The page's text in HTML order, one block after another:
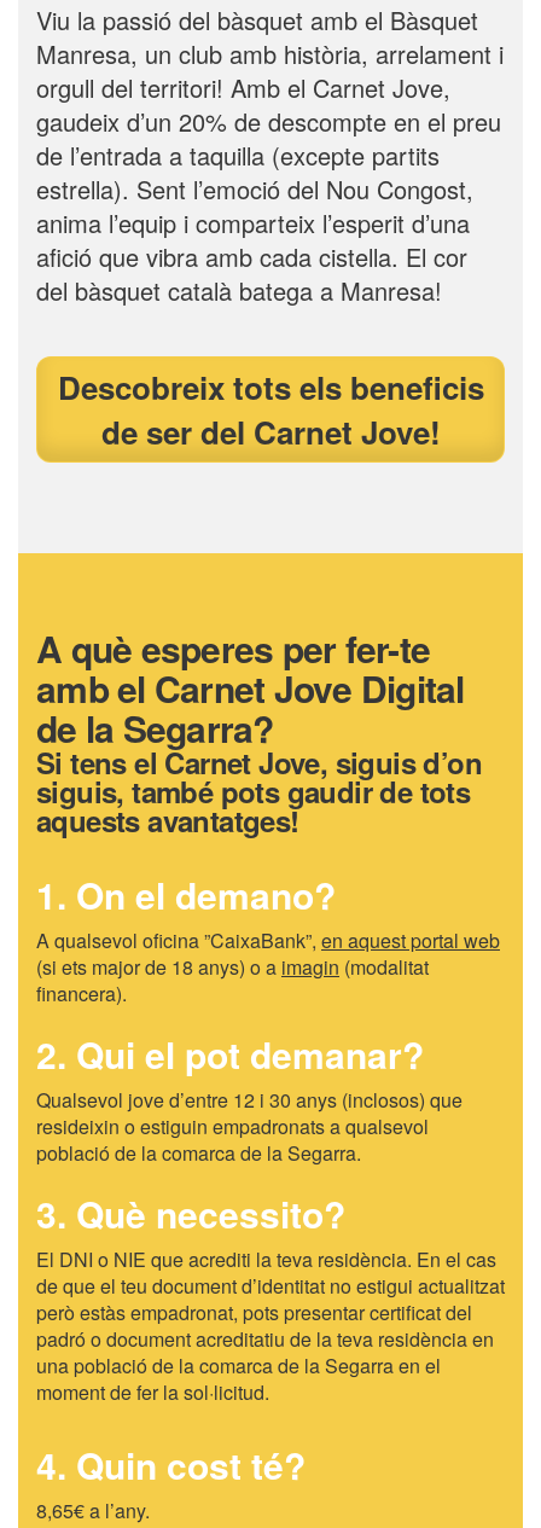
Viu la passió del bàsquet amb el Bàsquet
Manresa, un club amb història, arrelament i
orgull del territori! Amb el Carnet Jove,
gaudeix d’un 20% de descompte en el preu
de l’entrada a taquilla (excepte partits
estrella). Sent l’emoció del Nou Congost,
anima l’equip i comparteix l’esperit d’una
afició que vibra amb cada cistella. El cor
del bàsquet català batega a Manresa!
Descobreix tots els beneficis
de ser del Carnet Jove!
A què esperes per fer-te
amb el Carnet Jove Digital
de la Segarra?
Si tens el Carnet Jove, siguis d’on
siguis, també pots gaudir de tots
aquests avantatges!
1. On el demano?
A qualsevol oficina ”CaixaBank”, en aquest portal web
(si ets major de 18 anys) o a imagin (modalitat
financera).
2. Qui el pot demanar?
Qualsevol jove d’entre 12 i 30 anys (inclosos) que
resideixin o estiguin empadronats a qualsevol
població de la comarca de la Segarra.
3. Què necessito?
El DNI o NIE que acrediti la teva residència. En el cas
de que el teu document d’identitat no estigui actualitzat
però estàs empadronat, pots presentar certificat del
padró o document acreditatiu de la teva residència en
una població de la comarca de la Segarra en el
moment de fer la sol·licitud.
4. Quin cost té?
8,65€ a l’any.